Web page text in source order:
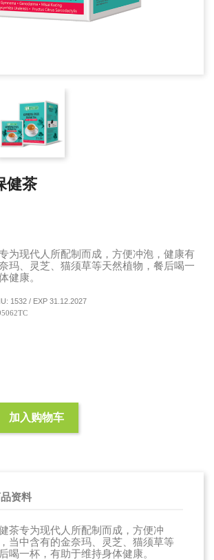
健茶
为现代人所配制而成，方便冲泡，健康有
玛、灵芝、猫须草等天然植物，餐后喝一
健康。
: 1532 / EXP 31.12.2027
加入购物车
资料
茶专为现代人所配制而成，方便冲
当中含有的金奈玛、灵芝、猫须草等
喝一杯，有助于维持身体健康。